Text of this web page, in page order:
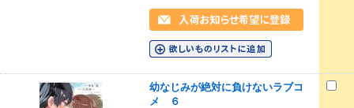
幼なじみが絶対に負けないラブコ
メ ６